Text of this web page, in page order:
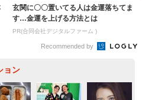
玄関に〇〇置いてる人は金運落ちてま
す…金運を上げる方法とは
PR(合同会社デジタルファーム )
Recommended by
ョン